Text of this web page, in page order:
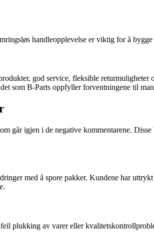
handleopplevelse er viktig for å
god service, fleksible
som B-Parts oppfyller forventningene til
går igjen i de negative kommentarene.
med å spore pakker. Kundene har
plukking av varer eller